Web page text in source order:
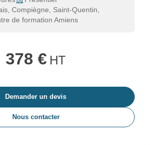
Compiègne, Saint-Quentin,
de formation Amiens
378 € HT
Demander un devis
Nous contacter